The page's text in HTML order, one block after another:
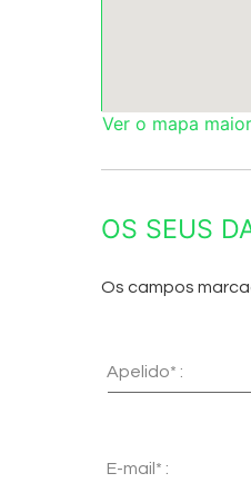
Ver o mapa maior
OS SEUS
Os campos
Apelido* :
E-mail* :